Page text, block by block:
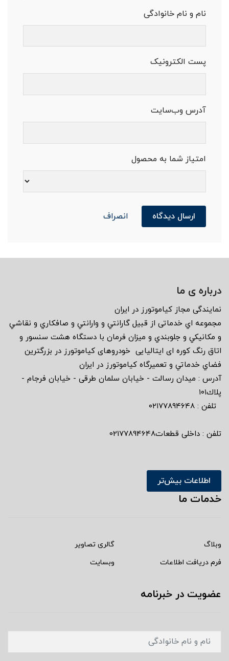
نام و نام خانوادگی
پست الکترونیک
آدرس وب‌سایت
امتیاز شما به محصول
ارسال دیدگاه انصراف
درباره ی ما
نمايندگى مجاز كياموتورز در ايران
مجموعه اي خدماتى از قبيل گارانتي و وارانتي و صافكاري و نقاشي
و مكانيكي و جلوبندي و ميزان فرمان با دستگاه هشت سنسور و
اتاق رنگ كوره اى ايتاليايى خودروهاى كياموتورز در بزرگترين
فضاي خدماتي و تعميرگاه كياموتورز در ايران
آدرس : ميدان رسالت - خيابان سلمان طرقى - خيابان فرجام -
پلاك١٠١
تلفن : ٠٢١٧٧٨٩٤٦٤٨
تلفن : داخلی قطعات02177894648
اطلاعات بیش‌تر
خدمات ما
وبلاگ
گالری تصاویر
فرم دریافت اطلاعات
وبسایت
عضویت در خبرنامه